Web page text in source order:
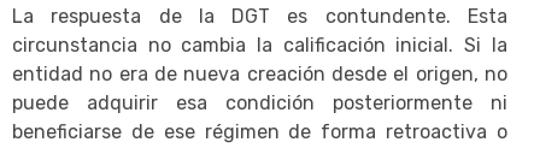
La respuesta de la DGT es contundente. Esta
circunstancia no cambia la calificación inicial. Si la
entidad no era de nueva creación desde el origen, no
puede adquirir esa condición posteriormente ni
beneficiarse de ese régimen de forma retroactiva o